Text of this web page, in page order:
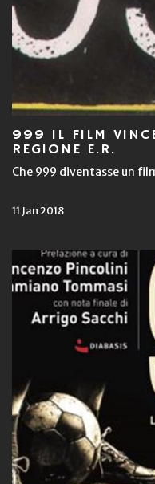
999 IL FILM
REGIONE E.R.
Che 999 diventasse un
11 Jan 2018